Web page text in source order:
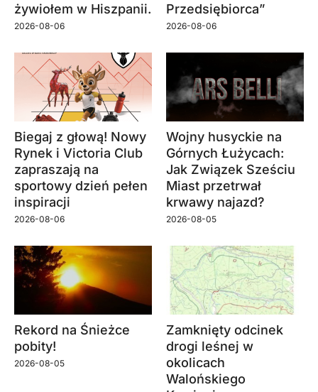
żywiołem w Hiszpanii.
2026-08-06
Przedsiębiorca”
2026-08-06
Biegaj z głową! Nowy
Rynek i Victoria Club
zapraszają na
sportowy dzień pełen
inspiracji
2026-08-06
Wojny husyckie na
Górnych Łużycach:
Jak Związek Sześciu
Miast przetrwał
krwawy najazd?
2026-08-05
Rekord na Śnieżce
pobity!
2026-08-05
Zamknięty odcinek
drogi leśnej w
okolicach
Walońskiego